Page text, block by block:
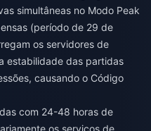
simultâneas no Modo Peak
(período de 29 de
os servidores de
estabilidade das partidas
causando o Código
com 24-48 horas de
os serviços de